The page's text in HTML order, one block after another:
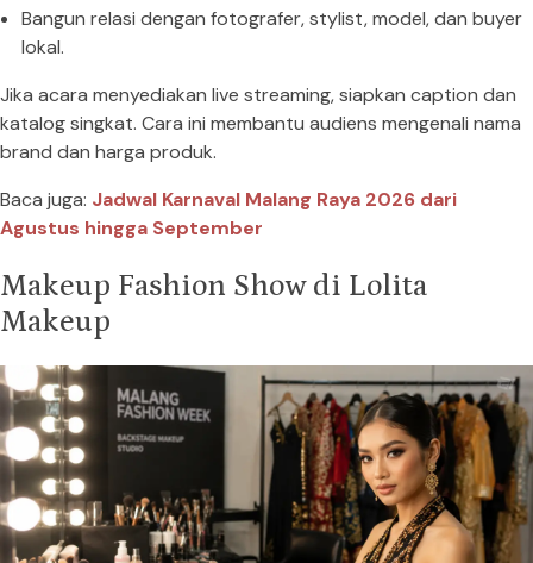
Bangun relasi dengan fotografer, stylist, model, dan buyer
lokal.
Jika acara menyediakan live streaming, siapkan caption dan
katalog singkat. Cara ini membantu audiens mengenali nama
brand dan harga produk.
Baca juga: Jadwal Karnaval Malang Raya 2026 dari
Agustus hingga September
Makeup Fashion Show di Lolita
Makeup